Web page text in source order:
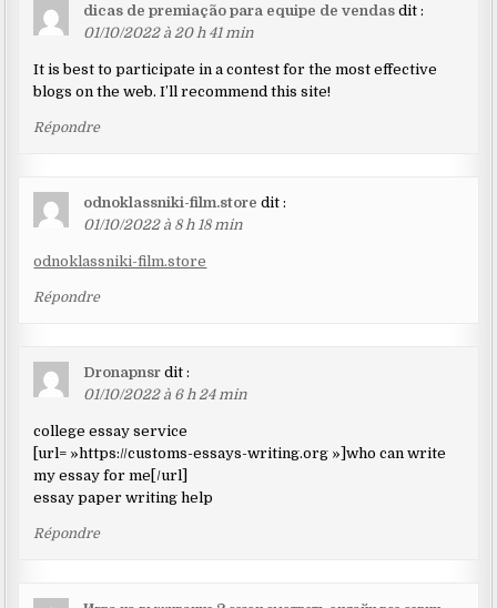
dicas de premiação para equipe de vendas dit :
01/10/2022 à 20 h 41 min
It is best to participate in a contest for the most effective
blogs on the web. I’ll recommend this site!
Répondre
odnoklassniki-film.store dit :
01/10/2022 à 8 h 18 min
odnoklassniki-film.store
Répondre
Dronapnsr dit :
01/10/2022 à 6 h 24 min
college essay service
[url= »https://customs-essays-writing.org »]who can write
my essay for me[/url]
essay paper writing help
Répondre